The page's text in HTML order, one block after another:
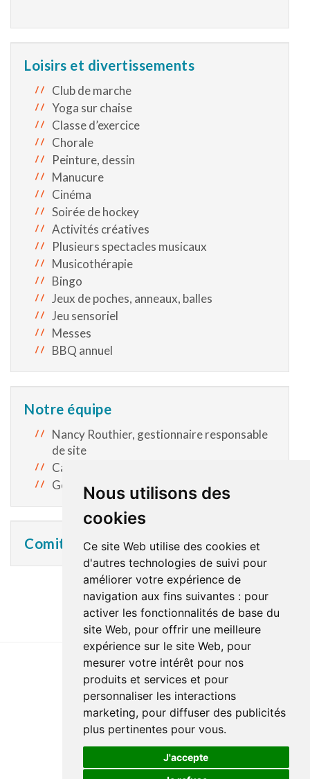
Nous utilisons des
cookies
Ce site Web utilise des cookies et
d'autres technologies de suivi pour
améliorer votre expérience de
navigation aux fins suivantes : pour
activer les fonctionnalités de base du
site Web, pour offrir une meilleure
expérience sur le site Web, pour
mesurer votre intérêt pour nos
produits et services et pour
personnaliser les interactions
marketing, pour diffuser des publicités
plus pertinentes pour vous.
J'accepte
Loisirs et divertissements
Club de marche
Yoga sur chaise
Classe d’exercice
Chorale
Peinture, dessin
Manucure
Cinéma
Soirée de hockey
Activités créatives
Plusieurs spectacles musicaux
Musicothérapie
Bingo
Jeux de poches, anneaux, balles
Jeu sensoriel
Messes
BBQ annuel
Notre équipe
Nancy Routhier, gestionnaire responsable
de site
Carmelle Thérèse Lubin, cheffe d’unité
Geneviève Lapointe, cheffe d’unité
Comité des résidents
Dernière mise à jour : 21 janvier 2026
Accessibilité
Documentation
Réalisation du site